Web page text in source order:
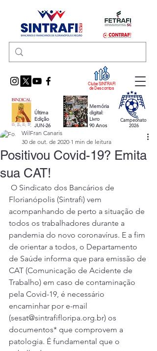
Clube SINTRAFI
de Descontos
Última
Edição
JUN-26
Memória
digital:
Livro
90 Anos
Campeonato
2026
Positivou Covid-19? Emita
sua CAT!
WilFran Canaris
30 de out. de 2020 1 min de leitura
Florianópolis (Sintrafi) vem
acompanhando de perto a situação de
todos os trabalhadores durante a
pandemia do novo coronavírus. E a fim
de orientar a todos, o Departamento
de Saúde informa que para emissão de
CAT (Comunicação de Acidente de
Trabalho) em caso de contaminação
pela Covid-19, é necessário
encaminhar por e-mail
(sesat@sintrafifloripa.org.br) os
documentos* que comprovem a
patologia. É fundamental que o